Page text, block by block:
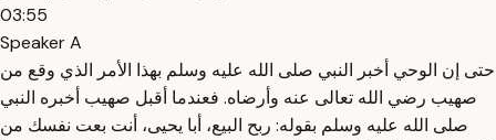
03:55
Speaker A
حتى إن الوحي أخبر النبي صلى الله عليه وسلم بهذا الأمر الذي وقع من
صهيب رضي الله تعالى عنه وأرضاه. فعندما أقبل صهيب أخبره النبي
صلى الله عليه وسلم بقوله: ربح البيع، أبا يحيى، أنت بعت نفسك من